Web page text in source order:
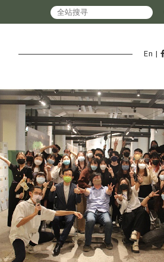
En |